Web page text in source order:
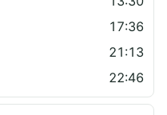
17:36
21:13
22:46